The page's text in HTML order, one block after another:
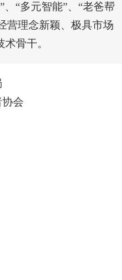
、“多元智能”、“老爸帮
营理念新颖、极具市场
骨干。
会